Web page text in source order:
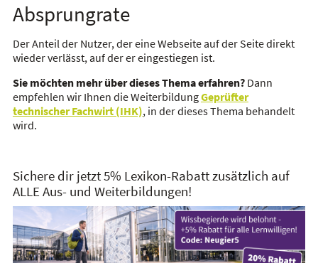
Absprungrate
Der Anteil der Nutzer, der eine Webseite auf der Seite direkt
wieder verlässt, auf der er eingestiegen ist.
Sie möchten mehr über dieses Thema erfahren? Dann
empfehlen wir Ihnen die WeiterbildungGeprüfter
technischer Fachwirt (IHK), in der dieses Thema behandelt
wird.
Sichere dir jetzt 5% Lexikon-Rabatt zusätzlich auf
ALLE Aus- und Weiterbildungen!